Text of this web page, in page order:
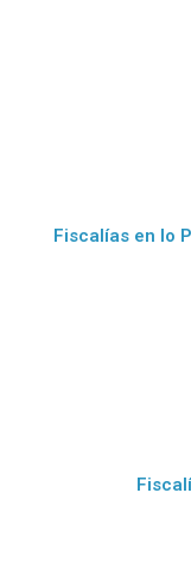
Fiscalías en lo